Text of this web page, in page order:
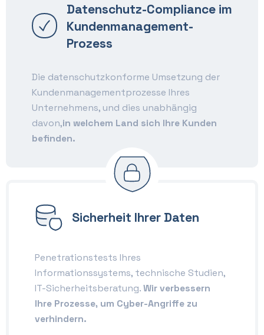
Datenschutz-Compliance im
Kundenmanagement-
Prozess
Die datenschutzkonforme Umsetzung der
Kundenmanagementprozesse Ihres
Unternehmens, und dies unabhängig
davon,in welchem Land sich Ihre Kunden
befinden.
Sicherheit Ihrer Daten
Penetrationstests Ihres
Informationssystems, technische Studien,
IT-Sicherheitsberatung.Wir verbessern
Ihre Prozesse, um Cyber-Angriffe zu
verhindern.